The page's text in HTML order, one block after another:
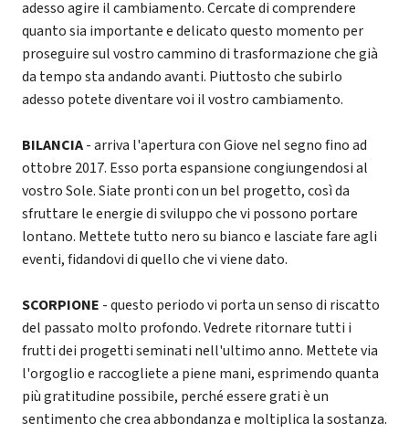
adesso agire il cambiamento. Cercate di comprendere
quanto sia importante e delicato questo momento per
proseguire sul vostro cammino di trasformazione che già
da tempo sta andando avanti. Piuttosto che subirlo
adesso potete diventare voi il vostro cambiamento.
BILANCIA- arriva l'apertura con Giove nel segno fino ad
ottobre 2017. Esso porta espansione congiungendosi al
vostro Sole. Siate pronti con un bel progetto, così da
sfruttare le energie di sviluppo che vi possono portare
lontano. Mettete tutto nero su bianco e lasciate fare agli
eventi, fidandovi di quello che vi viene dato.
SCORPIONE - questo periodo vi porta un senso di riscatto
del passato molto profondo. Vedrete ritornare tutti i
frutti dei progetti seminati nell'ultimo anno. Mettete via
l'orgoglio e raccogliete a piene mani, esprimendo quanta
più gratitudine possibile, perché essere grati è un
sentimento che crea abbondanza e moltiplica la sostanza.